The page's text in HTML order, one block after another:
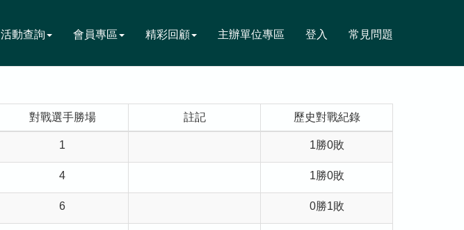
活動查詢 會員專區 精彩回顧 主辦單位專區 登入 常見問題
對戰選手勝場 註記 歷史對戰紀錄
1 1勝0敗
4 1勝0敗
6 0勝1敗